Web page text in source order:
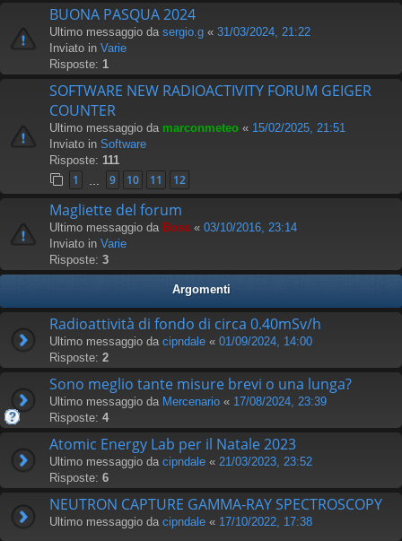
BUONA PASQUA 2024
Ultimo messaggio da sergio.g « 31/03/2024, 21:22
Inviato in Varie
Risposte: 1
SOFTWARE NEW RADIOACTIVITY FORUM GEIGER
COUNTER
Ultimo messaggio da marconmeteo « 15/02/2025, 21:51
Inviato in Software
Risposte: 111
1 9 10 11 12
Magliette del forum
Ultimo messaggio da Boss « 03/10/2016, 23:14
Inviato in Varie
Risposte: 3
Argomenti
Radioattività di fondo di circa 0.40mSv/h
Ultimo messaggio da cipndale « 01/09/2024, 14:00
Risposte: 2
Sono meglio tante misure brevi o una lunga?
Ultimo messaggio da Mercenario « 17/08/2024, 23:39
Risposte: 4
Atomic Energy Lab per il Natale 2023
Ultimo messaggio da cipndale « 21/03/2023, 23:52
Risposte: 6
NEUTRON CAPTURE GAMMA-RAY SPECTROSCOPY
Ultimo messaggio da cipndale « 17/10/2022, 17:38